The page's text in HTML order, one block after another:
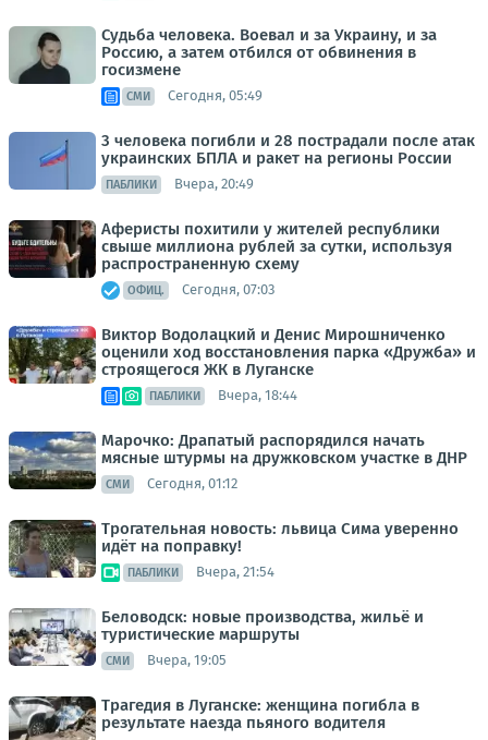
Судьба человека. Воевал и за Украину, и за
Россию, а затем отбился от обвинения в
госизмене
СМИ Сегодня, 05:49
3 человека погибли и 28 пострадали после атак
украинских БПЛА и ракет на регионы России
ПАБЛИКИ Вчера, 20:49
Аферисты похитили у жителей республики
свыше миллиона рублей за сутки, используя
распространенную схему
ОФИЦ. Сегодня, 07:03
Виктор Водолацкий и Денис Мирошниченко
оценили ход восстановления парка «Дружба» и
строящегося ЖК в Луганске
ПАБЛИКИ Вчера, 18:44
Марочко: Драпатый распорядился начать
мясные штурмы на дружковском участке в ДНР
СМИ Сегодня, 01:12
Трогательная новость: львица Сима уверенно
идёт на поправку!
ПАБЛИКИ Вчера, 21:54
Беловодск: новые производства, жильё и
туристические маршруты
СМИ Вчера, 19:05
Трагедия в Луганске: женщина погибла в
результате наезда пьяного водителя